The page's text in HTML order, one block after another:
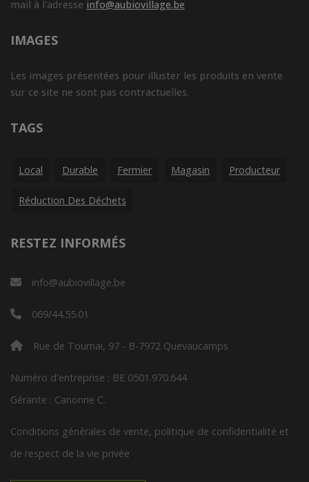
mail à l'adresse info@aubiovillage.be
IMAGES
Les images présentées pour illuster les produits en vente
sur ce site ne sont pas contractuelles.
TAGS
Local Durable Fermier Magasin Producteur
Réduction Des Déchets
RESTEZ INFORMÉS
info@aubiovillage.be
069/44.55.01
Rue de Tournai, 97 - B-7972 Quevaucamps
Numéro d'entreprise : BE 0501.970.644
Gérante : Canonne C.
Conditions générales de vente, politique de confidentialité et
de respect de la vie privée